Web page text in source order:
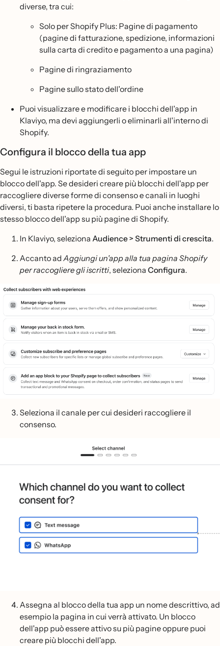
diverse, tra cui:
Solo per Shopify Plus: Pagine di pagamento
(pagine di fatturazione, spedizione, informazioni
sulla carta di credito e pagamento a una pagina)
Pagine di ringraziamento
Pagine sullo stato dell'ordine
Puoi visualizzare e modificare i blocchi dell'app in
Klaviyo, ma devi aggiungerli o eliminarli all'interno di
Shopify.
Configura il blocco della tua app
Segui le istruzioni riportate di seguito per impostare un
blocco dell'app. Se desideri creare più blocchi dell'app per
raccogliere diverse forme di consenso e canali in luoghi
diversi, ti basta ripetere la procedura. Puoi anche installare lo
stesso blocco dell'app su più pagine di Shopify.
In Klaviyo, seleziona Audience > Strumenti di crescita.
Accanto adAggiungi un'app alla tua pagina Shopify
per raccogliere gli iscritti, seleziona Configura.
Seleziona il canale per cui desideri raccogliere il
consenso.
Assegna al blocco della tua app un nome descrittivo, ad
esempio la pagina in cui verrà attivato. Un blocco
dell'app può essere attivo su più pagine oppure puoi
creare più blocchi dell'app.